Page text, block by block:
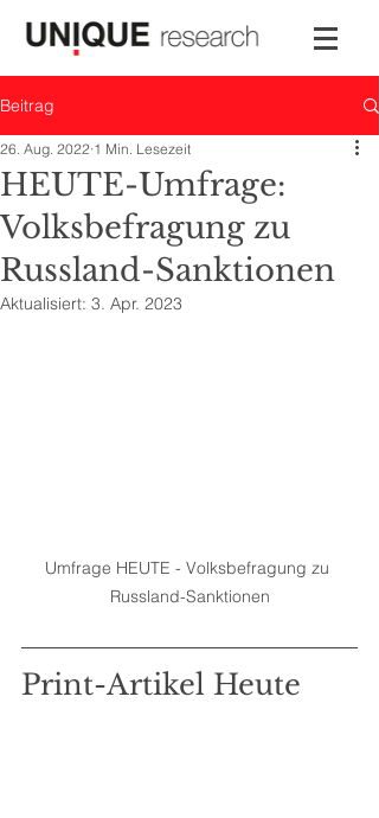
Beitrag
HEUTE-Umfrage:
Volksbefragung zu
Russland-Sanktionen
26. Aug. 2022 1 Min. Lesezeit
Aktualisiert: 3. Apr. 2023
Umfrage HEUTE - Volksbefragung zu
Russland-Sanktionen
Print-Artikel Heute